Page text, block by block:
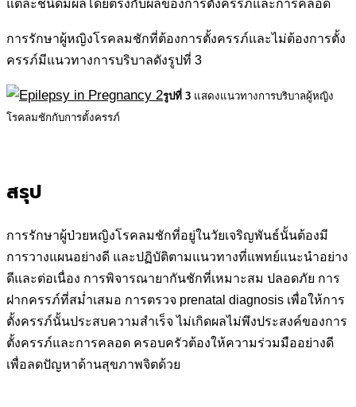
แต่ละชนิดมีผลโดยตรงกับผลของการตั้งครรภ์และการคลอด
การรักษาผู้หญิงโรคลมชักที่ต้องการตั้งครรภ์และไม่ต้องการตั้ง
ครรภ์มีแนวทางการบริบาลดังรูปที่ 3
รูปที่ 3 แสดงแนวทางการบริบาลผู้หญิง
โรคลมชักกับการตั้งครรภ์
สรุป
การรักษาผู้ป่วยหญิงโรคลมชักที่อยู่ในวัยเจริญพันธ์นั้นต้องมี
การวางแผนอย่างดี และปฏิบัติตามแนวทางที่แพทย์แนะนำอย่าง
ดีและต่อเนื่อง การพิจารณายากันชักที่เหมาะสม ปลอดภัย การ
ฝากครรภ์ที่สม่ำเสมอ การตรวจ prenatal diagnosis เพื่อให้การ
ตั้งครรภ์นั้นประสบความสำเร็จ ไม่เกิดผลไม่พึงประสงค์ของการ
ตั้งครรภ์และการคลอด ครอบครัวต้องให้ความร่วมมืออย่างดี
เพื่อลดปัญหาด้านสุขภาพจิตด้วย